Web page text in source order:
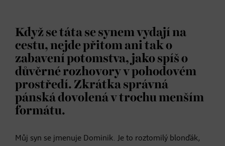
Když se táta se synem vydají na
cestu, nejde přitom ani tak o
zabavení potomstva, jako spíš o
důvěrné rozhovory v pohodovém
prostředí. Zkrátka správná
pánská dovolená v trochu menším
formátu.
Můj syn se jmenuje Dominik. Je to roztomilý blonďák,